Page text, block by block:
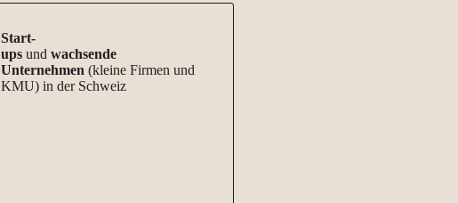
Start-
ups undwachsende
Unternehmen(kleine Firmen und
KMU) in der Schweiz